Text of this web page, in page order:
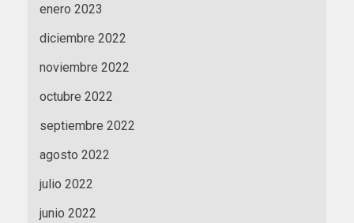
enero 2023
diciembre 2022
noviembre 2022
octubre 2022
septiembre 2022
agosto 2022
julio 2022
junio 2022